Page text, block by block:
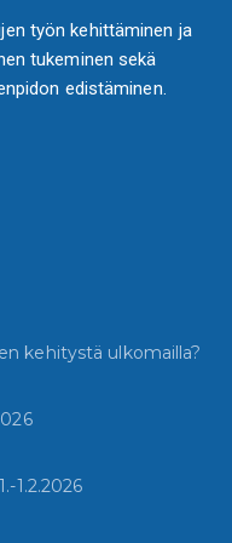
työn kehittäminen ja
tukeminen sekä
edistäminen.
kehitystä ulkomailla?
1.2.2026